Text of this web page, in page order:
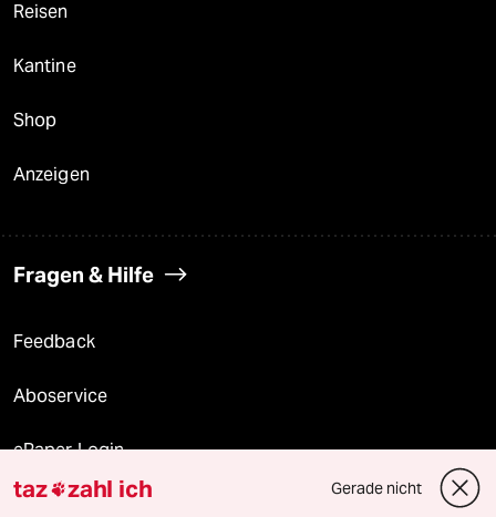
Reisen
Kantine
Shop
Anzeigen
Fragen & Hilfe
Feedback
Aboservice
ePaper Login
Downloads für Abonnierende
taz zahl ich Gerade nicht